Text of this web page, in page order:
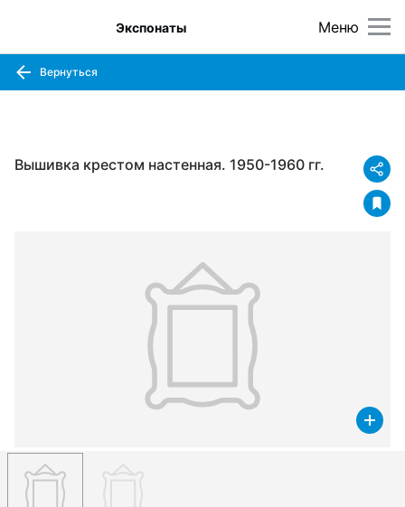
Меню
Экспонаты
Вернуться
Вышивка крестом настенная. 1950-1960 гг.